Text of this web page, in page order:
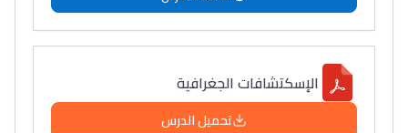
الإسكتشافات الجغرافية
تحميل الدرس